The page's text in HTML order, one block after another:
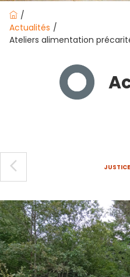
Actualités
Ateliers alimentation
arrow_back_ios_new